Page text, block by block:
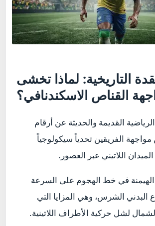
التاريخية: لماذا تخشى
القناص الاسكندنافي؟
القديمة والحديثة عن أرقام
الفريقين تحدياً سيكولوجياً
اللاتيني عبر العصور.
في خط الهجوم على السرعة
البدني الشرس، وهي المزايا التي
لشل حركية الأطراف اللاتينية.